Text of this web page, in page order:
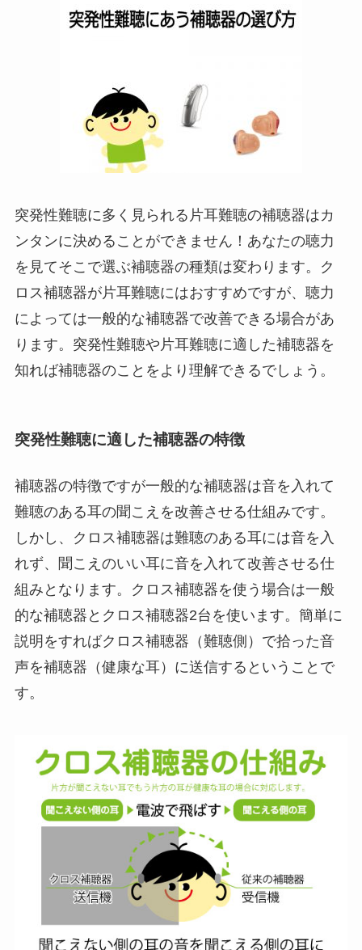
突発性難聴に多く見られる片耳難聴の補聴器はカ
ンタンに決めることができません！あなたの聴力
を見てそこで選ぶ補聴器の種類は変わります。ク
ロス補聴器が片耳難聴にはおすすめですが、聴力
によっては一般的な補聴器で改善できる場合があ
ります。突発性難聴や片耳難聴に適した補聴器を
知れば補聴器のことをより理解できるでしょう。
突発性難聴に適した補聴器の特徴
補聴器の特徴ですが一般的な補聴器は音を入れて
難聴のある耳の聞こえを改善させる仕組みです。
しかし、クロス補聴器は難聴のある耳には音を入
れず、聞こえのいい耳に音を入れて改善させる仕
組みとなります。クロス補聴器を使う場合は一般
的な補聴器とクロス補聴器2台を使います。簡単に
説明をすればクロス補聴器（難聴側）で拾った音
声を補聴器（健康な耳）に送信するということで
す。